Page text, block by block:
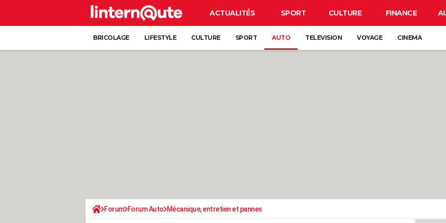
ACTUALITÉS SPORT CULTURE FINANCE
BRICOLAGE LIFESTYLE CULTURE SPORT AUTO TELEVISION VOYAGE CINEMA
Forum Forum Auto Mécanique, entretien et pannes